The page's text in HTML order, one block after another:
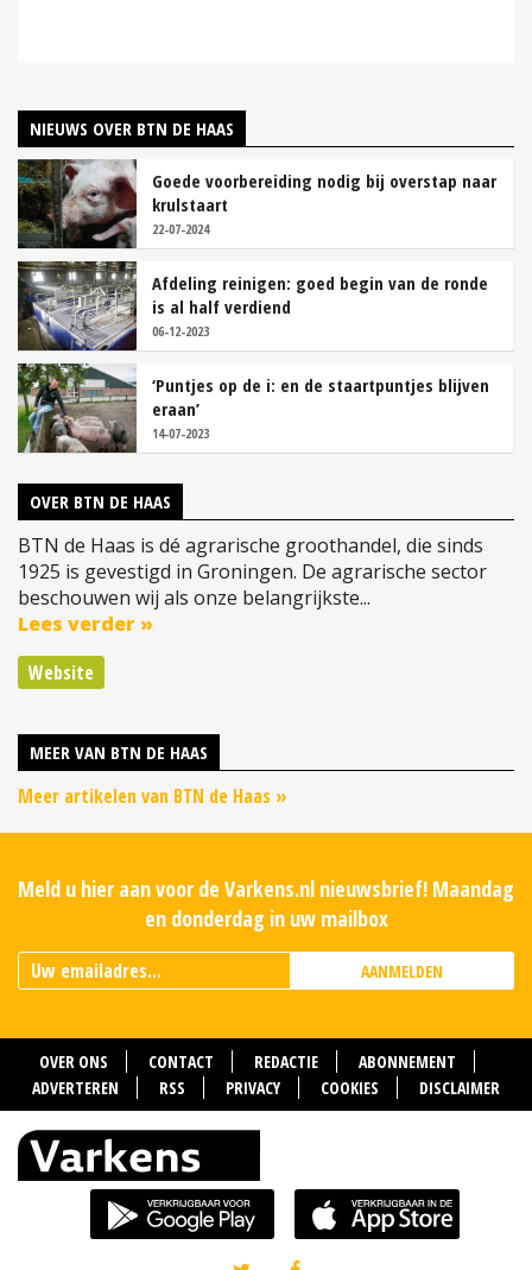
NIEUWS OVER BTN DE HAAS
Goede voorbereiding nodig bij overstap naar
krulstaart
22-07-2024
Afdeling reinigen: goed begin van de ronde
is al half verdiend
06-12-2023
‘Puntjes op de i: en de staartpuntjes blijven
eraan’
14-07-2023
OVER BTN DE HAAS
BTN de Haas is dé agrarische groothandel, die sinds
1925 is gevestigd in Groningen. De agrarische sector
beschouwen wij als onze belangrijkste...
Lees verder »
Website
MEER VAN BTN DE HAAS
Meer artikelen van BTN de Haas »
Meld u hier aan voor de Varkens.nl nieuwsbrief! Maandag
en donderdag in uw mailbox
AANMELDEN
OVER ONS CONTACT REDACTIE
ABONNEMENT
ADVERTEREN
RSS PRIVACY COOKIES DISCLAIMER